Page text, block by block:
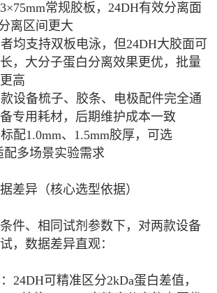
常规胶板，24DH有效分离面
离区间更大
均支持双板电泳，但24DH大胶面可
，大分子蛋白分离效果更优，批量
高
设备梳子、胶条、电极配件完全通
专用耗材，后期维护成本一致
配1.0mm、1.5mm胶厚，可选
配多场景实验需求
差异（核心选型依据）
件、相同试剂参数下，对两款设备
，数据差异直观：
24DH可精准区分2kDa蛋白差值，